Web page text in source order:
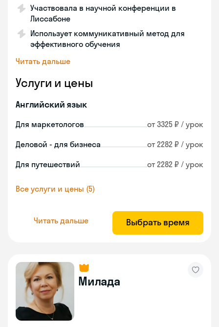
Участвовала в научной конференции в
Лиссабоне
Использует коммуникативный метод для
эффективного обучения
Читать дальше
Услуги и цены
Английский язык
Для маркетологов от 3325 ₽ / урок
Деловой - для бизнеса от 2282 ₽ / урок
Для путешествий от 2282 ₽ / урок
Все услуги и цены (5)
Читать дальше Выбрать время
Милада